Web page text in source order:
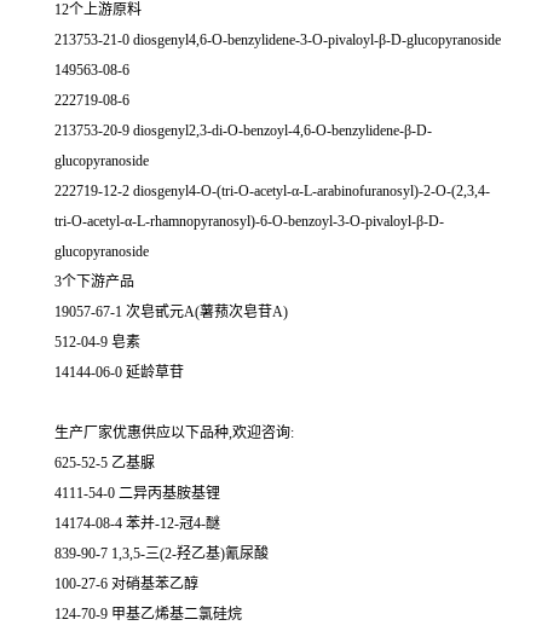
12个上游原料
213753-21-0 diosgenyl4,6-O-benzylidene-3-O-pivaloyl-β-D-glucopyranoside
149563-08-6
222719-08-6
213753-20-9 diosgenyl2,3-di-O-benzoyl-4,6-O-benzylidene-β-D-
glucopyranoside
222719-12-2 diosgenyl4-O-(tri-O-acetyl-α-L-arabinofuranosyl)-2-O-(2,3,4-
tri-O-acetyl-α-L-rhamnopyranosyl)-6-O-benzoyl-3-O-pivaloyl-β-D-
glucopyranoside
3个下游产品
19057-67-1 次皂甙元A(薯蓣次皂苷A)
512-04-9 皂素
14144-06-0 延龄草苷
生产厂家优惠供应以下品种,欢迎咨询:
625-52-5 乙基脲
4111-54-0 二异丙基胺基锂
14174-08-4 苯并-12-冠4-醚
839-90-7 1,3,5-三(2-羟乙基)氰尿酸
100-27-6 对硝基苯乙醇
124-70-9 甲基乙烯基二氯硅烷